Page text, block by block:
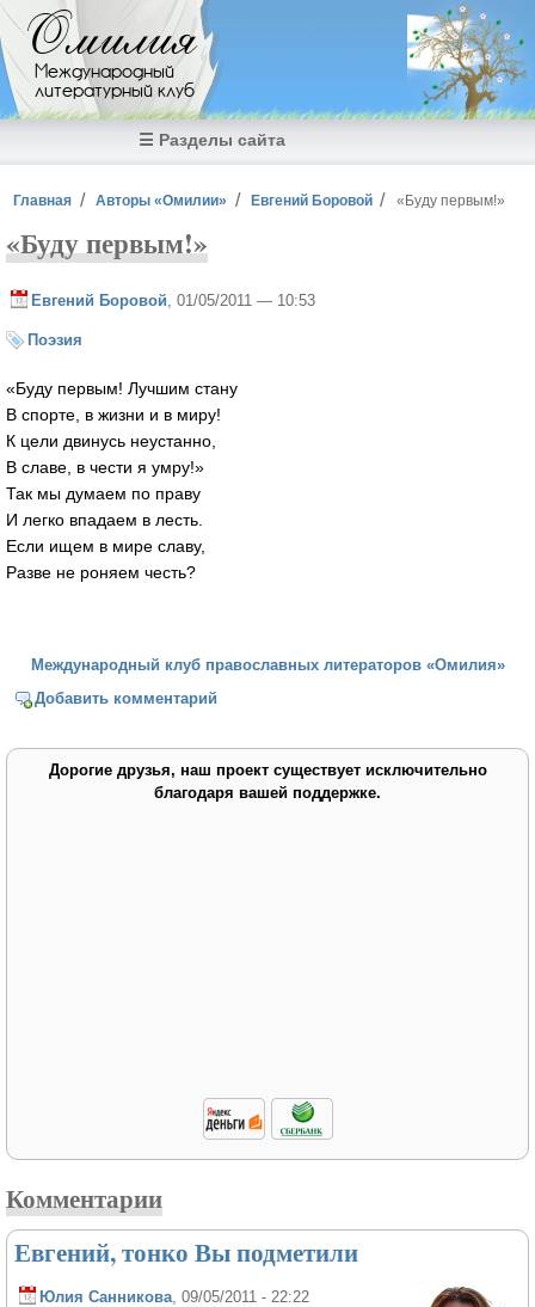
Перейти к основному содержанию
Омилия
Международный
литературный клуб
☰ Разделы сайта
Вы здесь
Главная Авторы «Омилии» Евгений Боровой «Буду первым!»
«Буду первым!»
Евгений Боровой , 01/05/2011 — 10:53
Поэзия
«Буду первым! Лучшим стану
В спорте, в жизни и в миру!
К цели двинусь неустанно,
В славе, в чести я умру!»
Так мы думаем по праву
И легко впадаем в лесть.
Если ищем в мире славу,
Разве не роняем честь?
Международный клуб православных литераторов «Омилия»
Добавить комментарий
Дорогие друзья, наш проект существует исключительно
благодаря вашей поддержке.
Комментарии
Евгений, тонко Вы подметили
Юлия Санникова, 09/05/2011 - 22:22